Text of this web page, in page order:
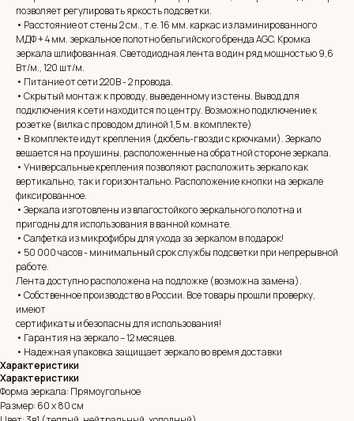
позволяет регулировать яркость подсветки.
• Расстояние от стены 2 см., т.е. 16 мм. каркас из ламинированного
МДФ + 4 мм. зеркальное полотно бельгийского бренда AGC. Кромка
зеркала шлифованная. Светодиодная лента в один ряд мощностью 9,6
Вт/м., 120 шт/м.
• Питание от сети 220В - 2 провода.
• Скрытый монтаж к проводу, выведенному из стены. Вывод для
подключения к сети находится по центру. Возможно подключение к
розетке (вилка с проводом длиной 1,5 м. в комплекте)
• В комплекте идут крепления (дюбель-гвозди с крючками). Зеркало
вешается на проушины, расположенные на обратной стороне зеркала.
• Универсальные крепления позволяют расположить зеркало как
вертикально, так и горизонтально. Расположение кнопки на зеркале
фиксированное.
• Зеркала изготовлены из влагостойкого зеркального полотна и
пригодны для использования в ванной комнате.
• Салфетка из микрофибры для ухода за зеркалом в подарок!
• 50 000 часов - минимальный срок службы подсветки при непрерывной
работе.
Лента доступно расположена на подложке (возможна замена).
• Собственное производство в России. Все товары прошли проверку,
имеют
сертификаты и безопасны для использования!
• Гарантия на зеркало – 12 месяцев.
• Надежная упаковка защищает зеркало во время доставки
Характеристики
Характеристики
Форма зеркала: Прямоугольное
Размер: 60 х 80 см
MIRROR ROOM
+7 (961) 595-72-73
E-mail:
Адрес: 350037, г. Краснодар,
х. им. Ленина, ДНТ Виктория,
ул. Казачья, д. 2А
zerkala@ksk23.ru